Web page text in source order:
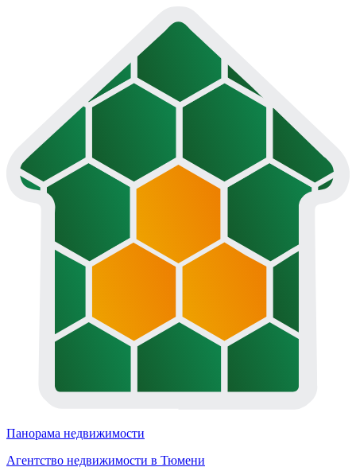
Панорама недвижимости
Агентство недвижимости в Тюмени